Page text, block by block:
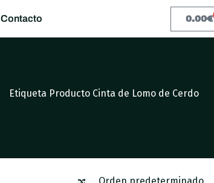
Contacto 0.00€
Etiqueta Producto Cinta de Lomo de Cerdo